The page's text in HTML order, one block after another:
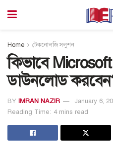
Home টেকনোলজি সলুশন
কিভাবে
ডাউনলোড
BY IMRAN NAZIR
January 6,
Reading Time: 4 mins read